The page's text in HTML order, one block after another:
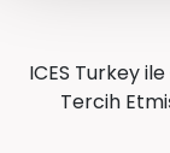
İngiltere
ICES Turkey
Tercih